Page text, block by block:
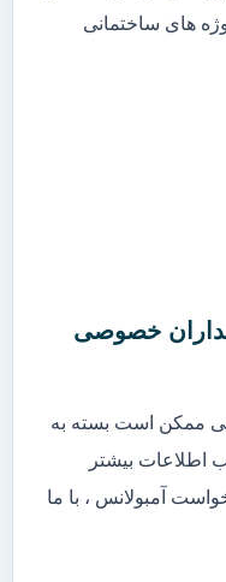
های ساختمانی
خصوصی
ممکن است بسته به
بیشتر
آمبولانس ، با ما